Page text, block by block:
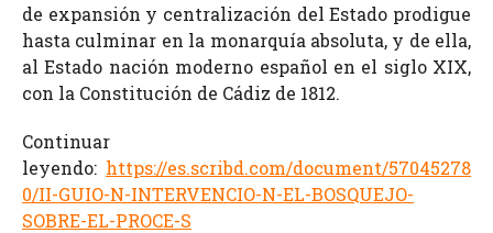
de expansión y centralización del Estado prodigue
hasta culminar en la monarquía absoluta, y de ella,
al Estado nación moderno español en el siglo XIX,
con la Constitución de Cádiz de 1812.
Continuar
leyendo: https://es.scribd.com/document/57045278
0/II-GUIO-N-INTERVENCIO-N-EL-BOSQUEJO-
SOBRE-EL-PROCE-S